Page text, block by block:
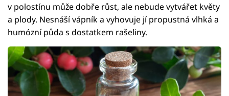
v polostínu může dobře růst, ale nebude vytvářet květy
a plody. Nesnáší vápník a vyhovuje jí propustná vlhká a
humózní půda s dostatkem rašeliny.